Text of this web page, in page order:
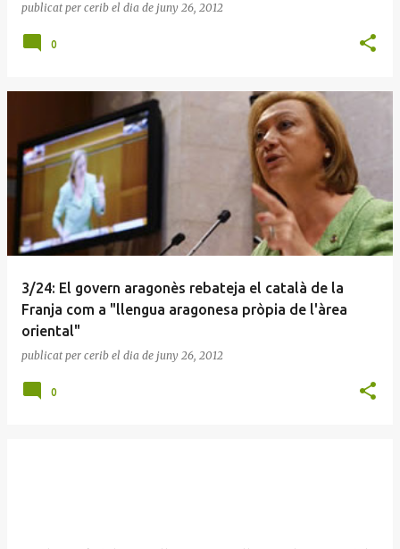
publicat per cerib el dia de juny 26, 2012
0
3/24: El govern aragonès rebateja el català de la
Franja com a "llengua aragonesa pròpia de l'àrea
oriental"
publicat per cerib el dia de juny 26, 2012
0